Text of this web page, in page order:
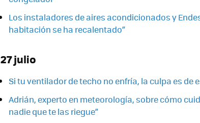
Los instaladores de aires acondicionados y
habitación se ha recalentado”
27 julio
Si tu ventilador de techo no enfría, la culpa es de
Adrián, experto en meteorología, sobre cómo
nadie que te las riegue”